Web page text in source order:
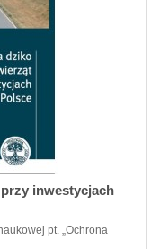
inwestycjach
pt. „Ochrona